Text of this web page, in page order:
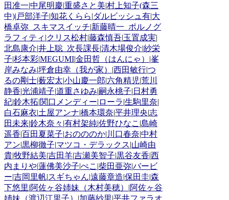
田准一|中尾明慶|重盛さと美|村上知子(森三
中)| 戸部洋子|知花くらら|ダルビッシュ有|大
橋卓弥_スキマスイッチ|新藤晴一_ポルノグ
ラフィティ |クリス松村|藤森慎吾|玉置成実|
北島康介|井上聡_次長課長|清木場俊介|紗栄
子|杉本彩|MEGUMI|金田哲（はんにゃ） |峯
岸みなみ|坪倉由幸（我が家） |西田敏行|つ
るの剛士|薮宏太|小山慶一郎|六角精児|荒川
静香|光浦靖子|道重さゆみ|嗣永桃子| 日村勇
紀|鈴木拓|関口メンディー| ローラ|生駒里奈|
白石麻衣|土屋アンナ|橋本環奈|平井理央|志
田未来|鈴木奈々 |有村架純|佐野ひなこ |島崎
遥香|百田夏菜子|おのののか| 川口春奈|中村
アン|黒柳徹子|マツコ・デラックス|山崎由
貴|牧野結美|吉田羊|吉瀬美智子|黒谷友香|西
内まりや|蓮佛美沙子|ぺこ |柴田亜弥|バービ
ー|吉岡里帆|スギちゃん|遠藤章造|保田圭|森
下悠里|阿佐ヶ谷姉妹（木村美穂） |阿佐ヶ谷
姉妹（渡辺江里子） |加藤紗里|平井ファラオ